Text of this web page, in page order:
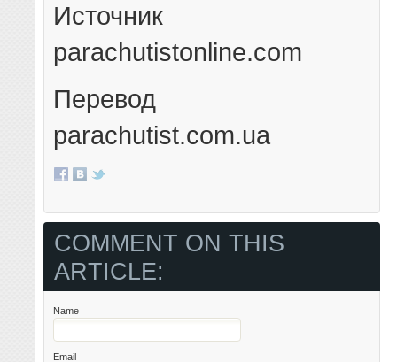
Источник
parachutistonline.com
Перевод
parachutist.com.ua
COMMENT ON THIS
ARTICLE:
Name
Email